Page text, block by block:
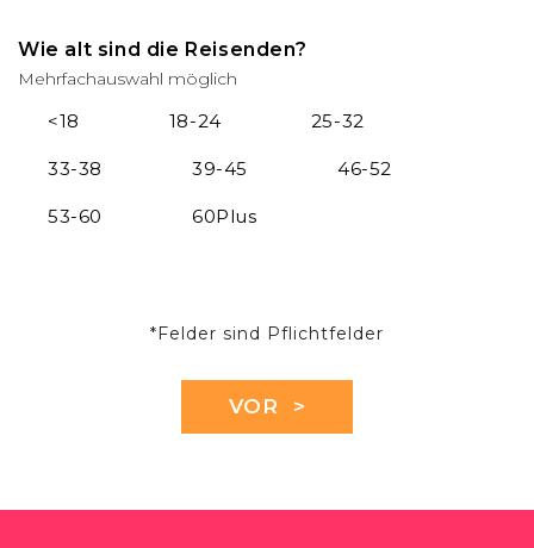
Wie alt sind die Reisenden?
Mehrfachauswahl möglich
<18 18-24 25-32
33-38 39-45 46-52
53-60 60Plus
*Felder sind Pflichtfelder